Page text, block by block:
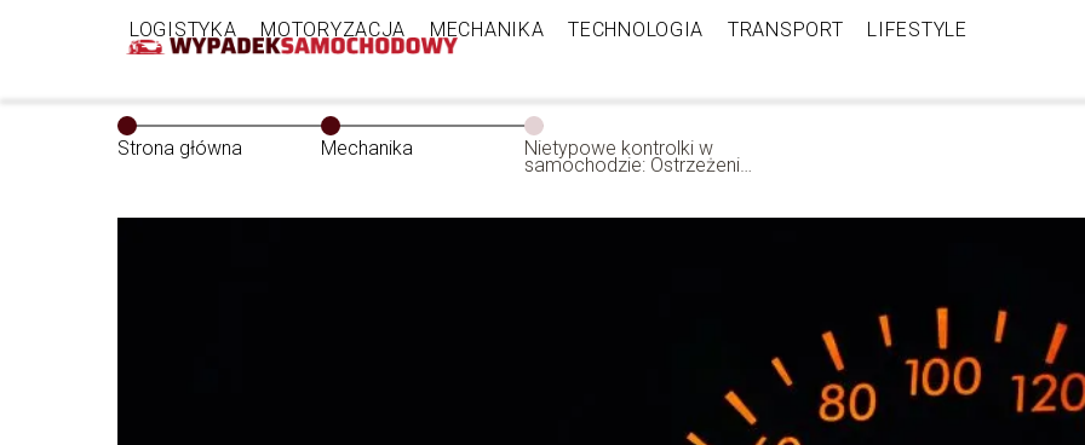
LOGISTYKA MOTORYZACJA MECHANIKA TECHNOLOGIA TRANSPORT LIFESTYLE
Strona główna Mechanika Nietypowe kontrolki w
samochodzie: Ostrzeżenia